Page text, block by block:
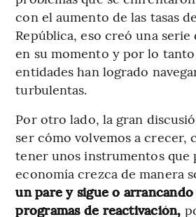
con el aumento de las tasas
República, eso creó una
en su momento y por lo
entidades han logrado
turbulentas.
Por otro lado, la gran
ser cómo volvemos a crecer,
tener unos instrumentos que
economía crezca de manera
un pare y sigue o
programas de reactivación,